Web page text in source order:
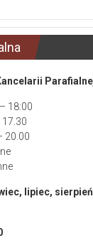
18:00
20.00
lipiec,